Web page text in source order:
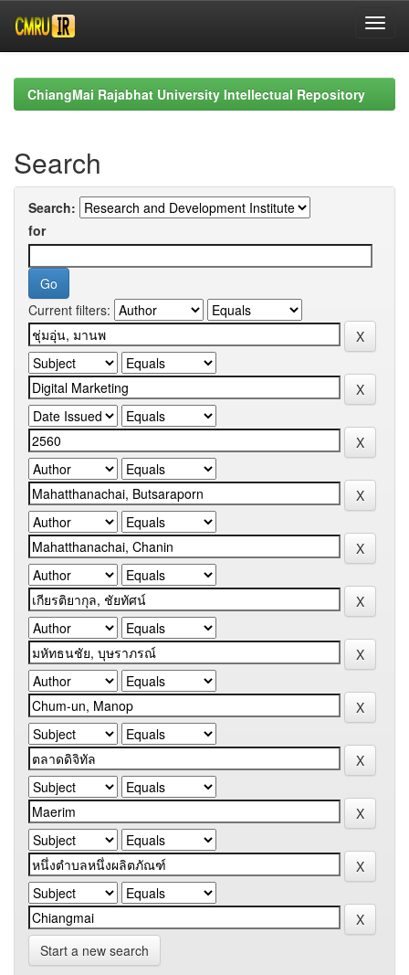
navigationChiangMai Rajabhat University Intellectual Repository
Search
Search:
for
Current filters:
Start a new search